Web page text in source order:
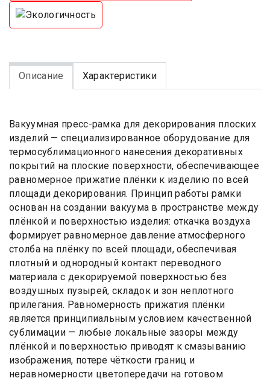
Описание Характеристики
Вакуумная пресс-рамка для декорирования плоских
изделий — специализированное оборудование для
термосублимационного нанесения декоративных
покрытий на плоские поверхности, обеспечивающее
равномерное прижатие плёнки к изделию по всей
площади декорирования. Принцип работы рамки
основан на создании вакуума в пространстве между
плёнкой и поверхностью изделия: откачка воздуха
формирует равномерное давление атмосферного
столба на плёнку по всей площади, обеспечивая
плотный и однородный контакт переводного
материала с декорируемой поверхностью без
воздушных пузырей, складок и зон неплотного
прилегания. Равномерность прижатия плёнки
является принципиальным условием качественной
сублимации — любые локальные зазоры между
плёнкой и поверхностью приводят к смазыванию
изображения, потере чёткости границ и
неравномерности цветопередачи на готовом